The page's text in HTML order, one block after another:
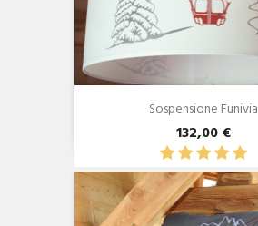
Sospensione Funivia
132,00 €
Anteprima